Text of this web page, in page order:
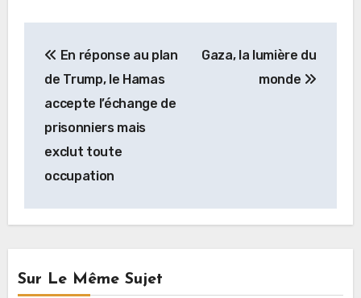
de
l’article
En réponse au plan
de Trump, le Hamas
accepte l’échange de
prisonniers mais
exclut toute
occupation
Gaza, la lumière du
monde
Sur Le Même Sujet